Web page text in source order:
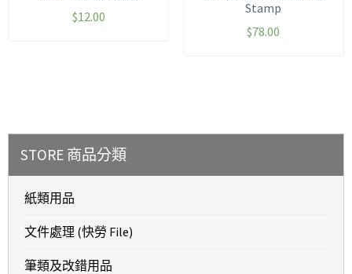
$12.00
Stamp
$78.00
STORE 商品分類
紙類用品
文件處理 (快勞 File)
筆類及改錯用品